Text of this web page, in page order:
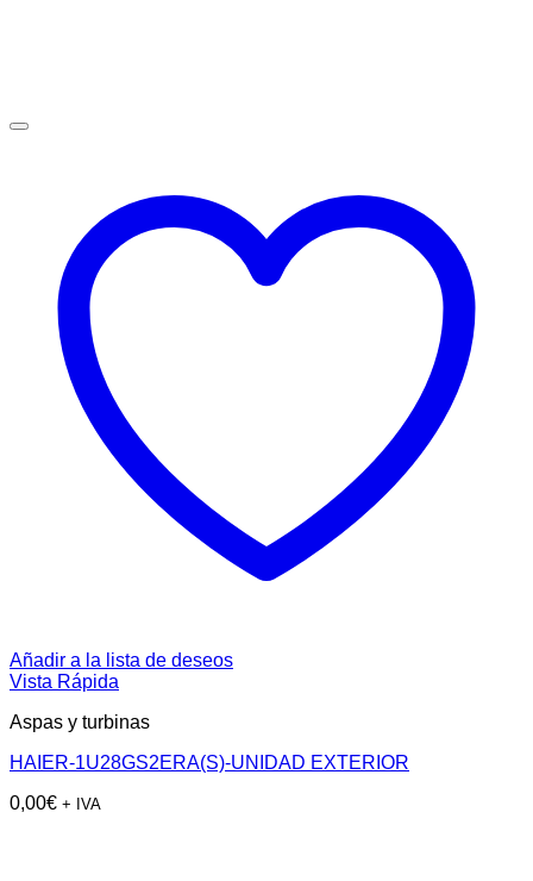
Añadir a la lista de deseos
Vista Rápida
Aspas y turbinas
HAIER-1U28GS2ERA(S)-UNIDAD EXTERIOR
0,00€ + IVA